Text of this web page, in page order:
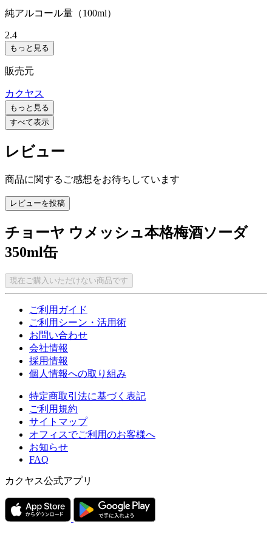
純アルコール量（100ml）
2.4
もっと見る
販売元
カクヤス
もっと見る
すべて表示
レビュー
商品に関するご感想をお待ちしています
レビューを投稿
チョーヤ ウメッシュ本格梅酒ソーダ
350ml缶
現在ご購入いただけない商品です
ご利用ガイド
ご利用シーン・活用術
お問い合わせ
会社情報
採用情報
個人情報への取り組み
特定商取引法に基づく表記
ご利用規約
サイトマップ
オフィスでご利用のお客様へ
お知らせ
FAQ
カクヤス公式アプリ